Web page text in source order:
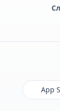
App